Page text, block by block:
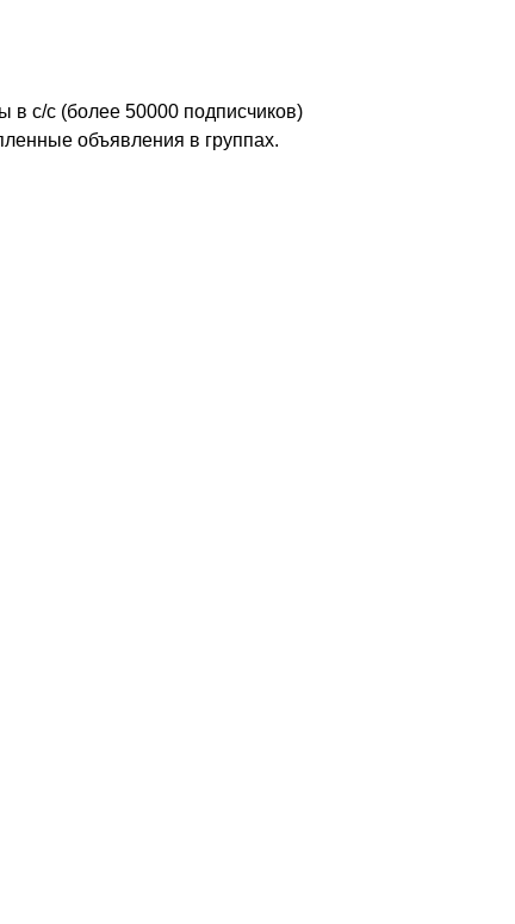
с/с (более 50000 подписчиков)
объявления в группах.